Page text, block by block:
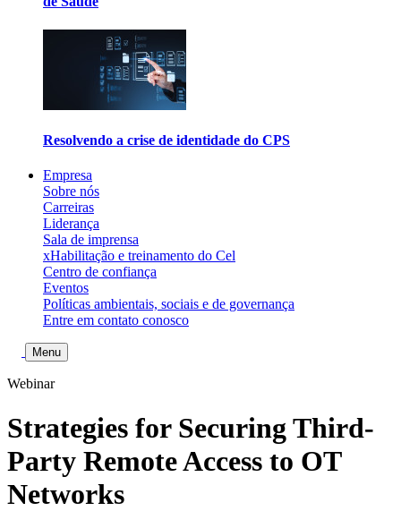
Resolvendo a crise de identidade do CPS
Empresa
Sobre nós
Carreiras
Liderança
Sala de imprensa
xHabilitação e treinamento do Cel
Centro de confiança
Eventos
Políticas ambientais, sociais e de governança
Entre em contato conosco
Alternar pesquisa
Menu
Webinar
Strategies for Securing Third-
Party Remote Access to OT
Networks